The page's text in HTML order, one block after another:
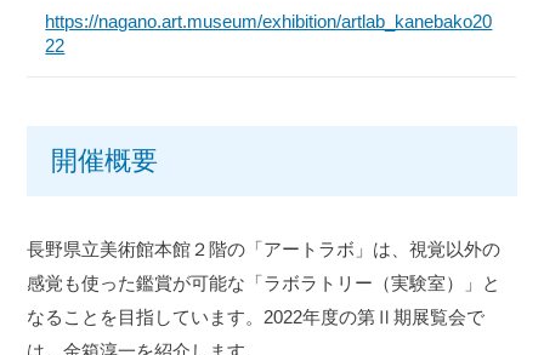
https://nagano.art.museum/exhibition/artlab_kanebako20
22
開催概要
長野県立美術館本館２階の「アートラボ」は、視覚以外の
感覚も使った鑑賞が可能な「ラボラトリー（実験室）」と
なることを目指しています。2022年度の第Ⅱ期展覧会で
は、金箱淳一を紹介します。